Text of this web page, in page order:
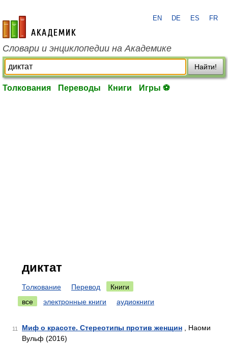
academic.ru
EN DE ES FR
Словари и энциклопедии на Академике
Найти!
Толкования Переводы Книги Игры ⚽
диктат
Толкование Перевод
Книги
все
электронные книги аудиокниги
11 Миф о красоте. Стереотипы против женщин , Наоми
Вульф (2016)